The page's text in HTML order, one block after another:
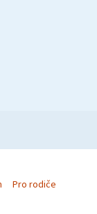
Pro rodiče